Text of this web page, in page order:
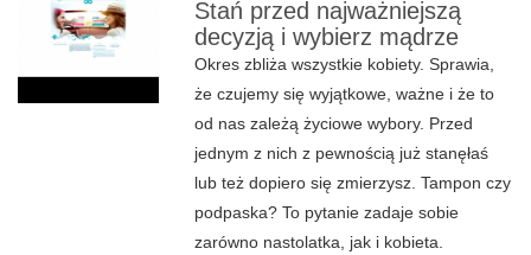
Stań przed najważniejszą
decyzją i wybierz mądrze
Okres zbliża wszystkie kobiety. Sprawia,
że czujemy się wyjątkowe, ważne i że to
od nas zależą życiowe wybory. Przed
jednym z nich z pewnością już stanęłaś
lub też dopiero się zmierzysz. Tampon czy
podpaska? To pytanie zadaje sobie
zarówno nastolatka, jak i kobieta.